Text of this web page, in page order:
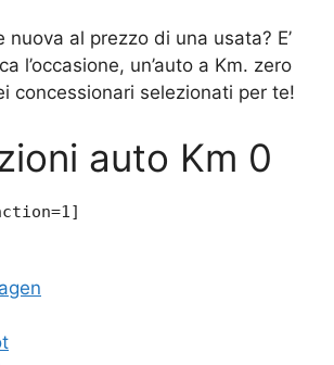
nuova al prezzo di una usata? E’
l’occasione, un’auto a Km. zero
concessionari selezionati per te!
auto Km 0